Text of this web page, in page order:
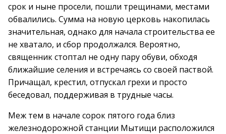
срок и ныне просели, пошли трещинами, местами
обвалились. Сумма на новую церковь накопилась
значительная, однако для начала строительства ее
не хватало, и сбор продолжался. Вероятно,
священник стоптал не одну пару обуви, обходя
ближайшие селения и встречаясь со своей паствой.
Причащал, крестил, отпускал грехи и просто
беседовал, поддерживая в трудные часы.
Меж тем в начале сорок пятого года близ
железнодорожной станции Мытищи расположился